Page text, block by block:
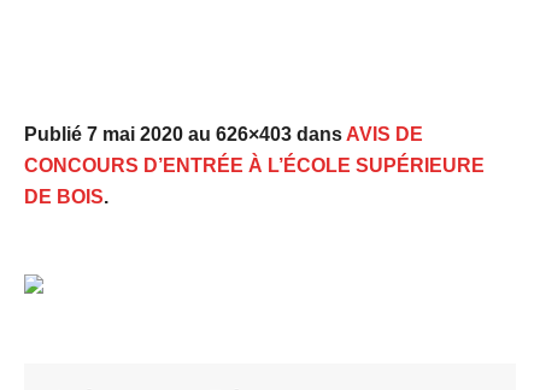
Publié 7 mai 2020 au 626×403 dans AVIS DE
CONCOURS D’ENTRÉE À L’ÉCOLE SUPÉRIEURE
DE BOIS.